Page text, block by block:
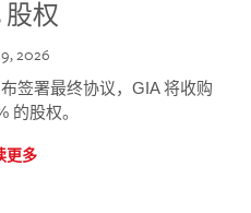
股权
2026
签署最终协议，GIA 将收购
的股权。
更多